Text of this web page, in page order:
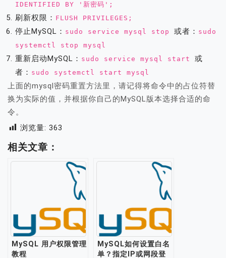
IDENTIFIED BY '新密码';
刷新权限： FLUSH PRIVILEGES;
停止MySQL： sudo service mysql stop 或者： sudo
systemctl stop mysql
重新启动MySQL： sudo service mysql start 或
者： sudo systemctl start mysql
上面的mysql密码重置方法里，请记得将命令中的占位符替
换为实际的值，并根据你自己的MySQL版本选择合适的命
令。
浏览量: 363
相关文章：
MySQL 用户权限管理
教程
MySQL如何设置白名
单？指定IP或网段登